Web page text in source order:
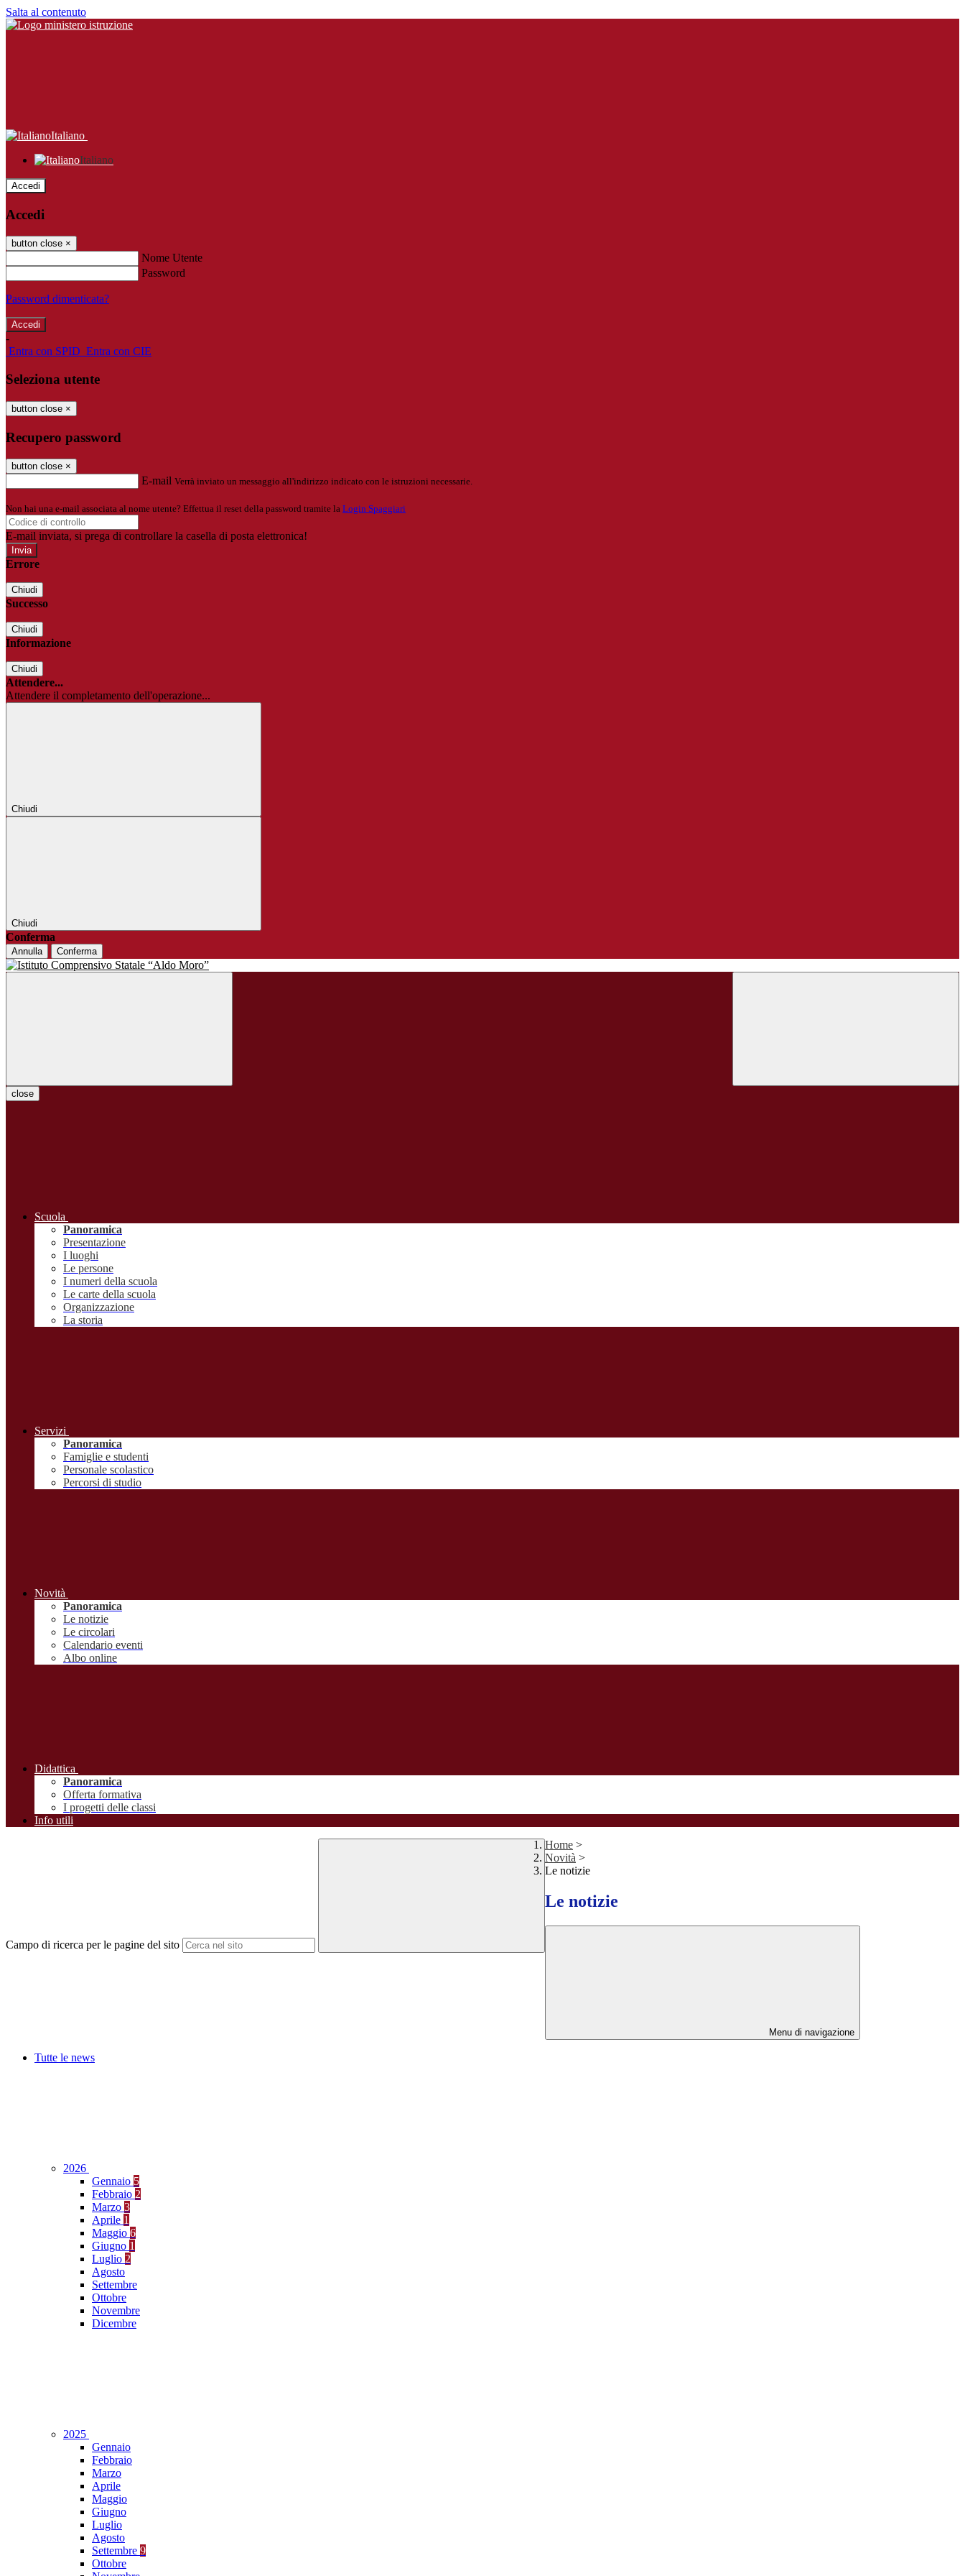
Salta al contenuto
Italiano
Italiano
Accedi
Accedi
button close ×
Nome Utente
Password
Password dimenticata?
-
Entra con SPID Entra con CIE
Seleziona utente
button close ×
Recupero password
button close ×
E-mail Verrà inviato un messaggio all'indirizzo indicato con le istruzioni necessarie.
Non hai una e-mail associata al nome utente? Effettua il reset della password tramite la Login Spaggiari
E-mail inviata, si prega di controllare la casella di posta elettronica!
Errore
Chiudi
Successo
Chiudi
Informazione
Chiudi
Attendere...
Attendere il completamento dell'operazione...
Chiudi
Chiudi
Conferma
Annulla Conferma
close
Scuola
Panoramica
Presentazione
I luoghi
Le persone
I numeri della scuola
Le carte della scuola
Organizzazione
La storia
Servizi
Panoramica
Famiglie e studenti
Personale scolastico
Percorsi di studio
Novità
Panoramica
Le notizie
Le circolari
Calendario eventi
Albo online
Didattica
Panoramica
Offerta formativa
I progetti delle classi
Info utili
Campo di ricerca per le pagine del sito
Home >
Novità >
Le notizie
Le notizie
Menu di navigazione
Tutte le news
2026
Gennaio 5
Febbraio 2
Marzo 3
Aprile 1
Maggio 6
Giugno 1
Luglio 2
Agosto
Settembre
Ottobre
Novembre
Dicembre
2025
Gennaio
Febbraio
Marzo
Aprile
Maggio
Giugno
Luglio
Agosto
Settembre 9
Ottobre